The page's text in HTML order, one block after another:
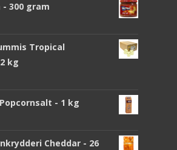
300 gram
Tropical
kg
- 1 kg
Cheddar - 26